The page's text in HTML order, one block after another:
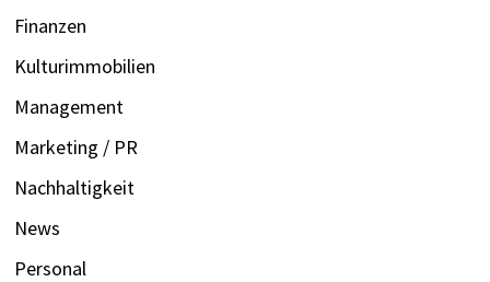
Finanzen
Kulturimmobilien
Management
Marketing / PR
Nachhaltigkeit
News
Personal